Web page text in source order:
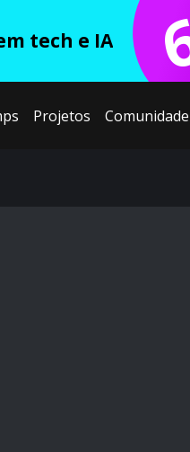
tech e IA
Projetos Comunidade